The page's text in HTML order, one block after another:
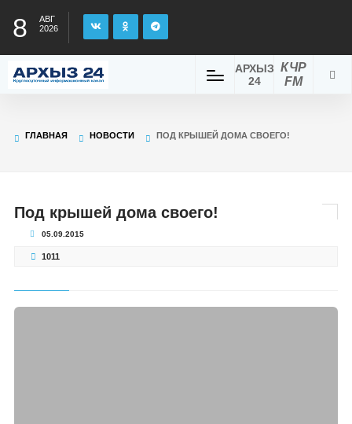
8
АВГ
2026
КЧР
FM
АРХЫЗ
24
ГЛАВНАЯ НОВОСТИ ПОД КРЫШЕЙ ДОМА СВОЕГО!
Под крышей дома своего!
05.09.2015
1011